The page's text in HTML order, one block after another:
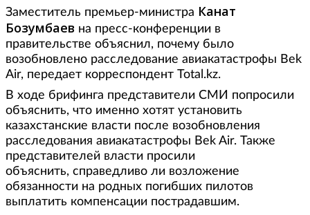
Заместитель премьер-министра Канат
Бозумбаев на пресс-конференции в
правительстве объяснил, почему было
возобновлено расследование авиакатастрофы Bek
Air, передает корреспондент Total.kz.
В ходе брифинга представители СМИ попросили
объяснить, что именно хотят установить
казахстанские власти после возобновления
расследования авиакатастрофы Bek Air. Также
представителей власти просили
объяснить, справедливо ли возложение
обязанности на родных погибших пилотов
выплатить компенсации пострадавшим.